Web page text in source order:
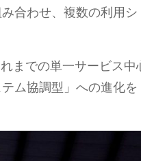
合わせ、複数の利用シ
までの単一サービス中
ム協調型」への進化を